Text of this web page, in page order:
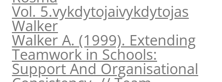
Vol. 5.vykdytojaivykdytojas
Walker
Walker A. (1999). Extending
Teamwork in Schools:
Support And Organisational